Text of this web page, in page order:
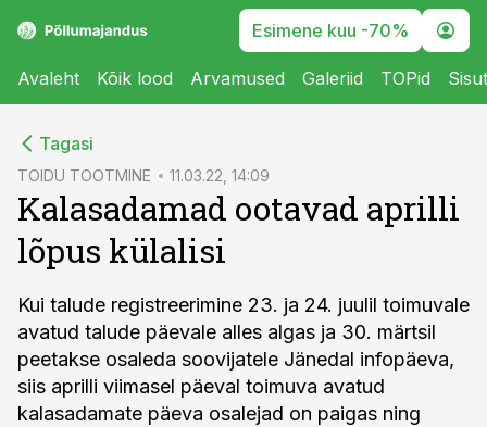
Esimene kuu -70%
Avaleht Kõik lood Arvamused Galeriid TOPid
Tagasi
TOIDU TOOTMINE 11.03.22, 14:09
Kalasadamad ootavad aprilli
lõpus külalisi
Kui talude registreerimine 23. ja 24. juulil toimuvale
avatud talude päevale alles algas ja 30. märtsil
peetakse osaleda soovijatele Jänedal infopäeva,
siis aprilli viimasel päeval toimuva avatud
kalasadamate päeva osalejad on paigas ning